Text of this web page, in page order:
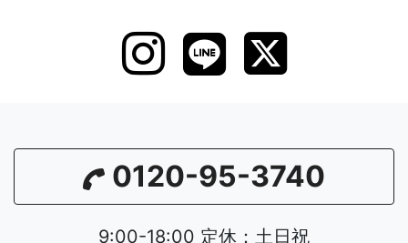
0120-95-3740
9:00-18:00 定休：土日祝